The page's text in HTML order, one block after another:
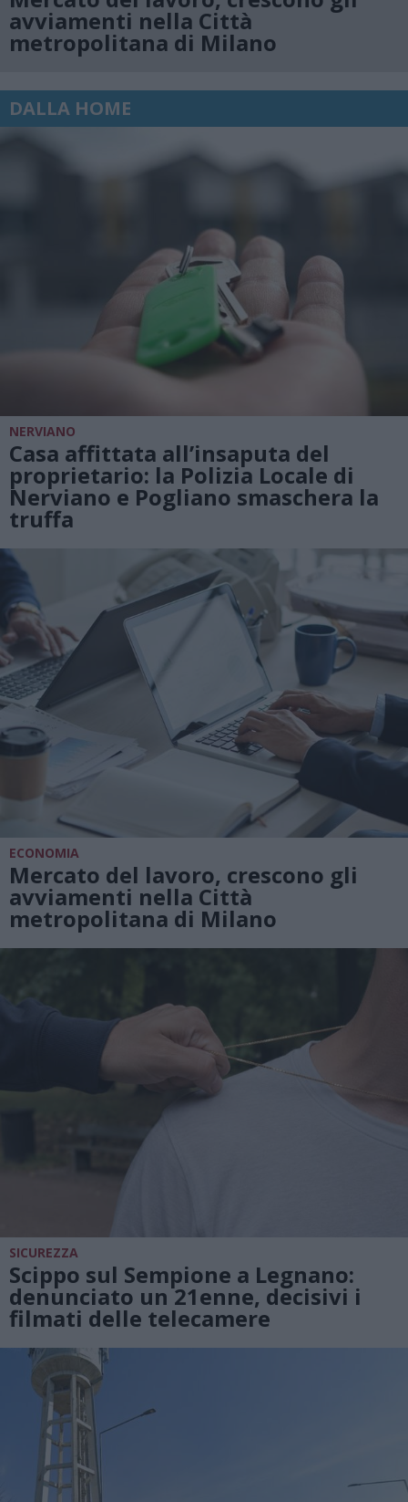
avviamenti nella Città
metropolitana di Milano
DALLA HOME
NERVIANO
Casa affittata all’insaputa del
proprietario: la Polizia Locale di
Nerviano e Pogliano smaschera la
truffa
ECONOMIA
Mercato del lavoro, crescono gli
avviamenti nella Città
metropolitana di Milano
SICUREZZA
Scippo sul Sempione a Legnano:
denunciato un 21enne, decisivi i
filmati delle telecamere